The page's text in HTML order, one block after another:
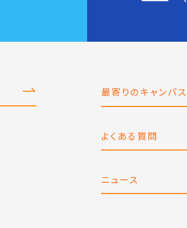
最寄りのキャンパス
よくある質問
ニュース